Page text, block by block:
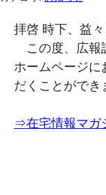
拝啓 時下、益
この度、広報
ホームページに
だくことができ
⇒在宅情報マガ